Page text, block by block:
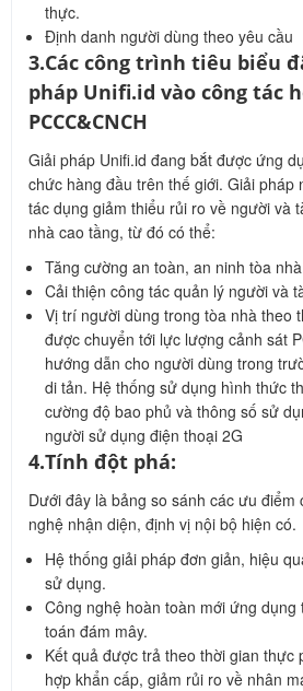
thực.
Định danh người dùng theo yêu cầu
3.Các công trình tiêu biểu
pháp Unifi.id vào công tác
PCCC&CNCH
Giải pháp Unifi.id đang bắt được ứng
chức hàng đầu trên thế giới. Giải pháp
tác dụng giảm thiểu rủi ro về người và
nhà cao tầng, từ đó có thể:
Tăng cường an toàn, an ninh tòa
Cải thiện công tác quản lý người và
Vị trí người dùng trong tòa nhà theo
được chuyển tới lực lượng cảnh sát
hướng dẫn cho người dùng trong
di tản. Hệ thống sử dụng hình thức
cường độ bao phủ và thông số sử
người sử dụng điện thoại 2G
4.Tính đột phá:
Dưới đây là bảng so sánh các ưu điểm
nghệ nhận diện, định vị nội bộ hiện có.
Hệ thống giải pháp đơn giản, hiệu
sử dụng.
Công nghệ hoàn toàn mới ứng dụng
toán đám mây.
Kết quả được trả theo thời gian thực
hợp khẩn cấp, giảm rủi ro về nhân